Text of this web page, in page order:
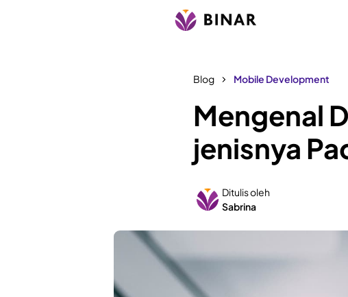
Blog Mobile Development
Mengenal
jenisnya
Ditulis oleh
Sabrina